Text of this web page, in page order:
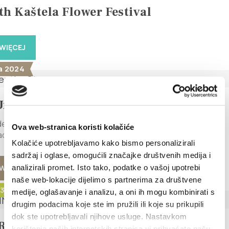
Ova web-stranica koristi kolačiće
Kolačiće upotrebljavamo kako bismo personalizirali
sadržaj i oglase, omogućili značajke društvenih medija i
analizirali promet. Isto tako, podatke o vašoj upotrebi
naše web-lokacije dijelimo s partnerima za društvene
medije, oglašavanje i analizu, a oni ih mogu kombinirati s
drugim podacima koje ste im pružili ili koje su prikupili
dok ste upotrebljavali njihove usluge. Nastavkom
Kaštela Flower Festival
2024
the Stars
the Stars** August 16, 2024, Friday, 9:00 PM Kaštel Stari,
Enjoy a magical...
- 1 września 2023